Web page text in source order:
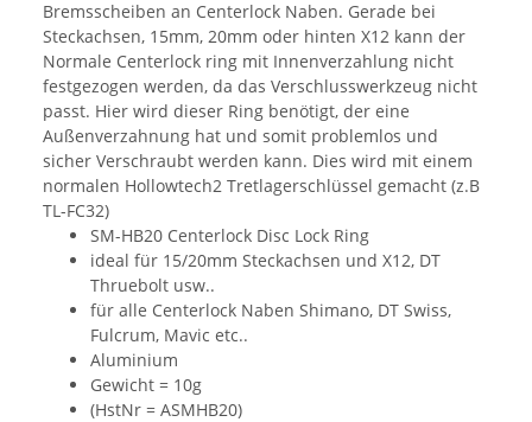
Bremsscheiben an Centerlock Naben. Gerade bei
Steckachsen, 15mm, 20mm oder hinten X12 kann der
Normale Centerlock ring mit Innenverzahlung nicht
festgezogen werden, da das Verschlusswerkzeug nicht
passt. Hier wird dieser Ring benötigt, der eine
Außenverzahnung hat und somit problemlos und
sicher Verschraubt werden kann. Dies wird mit einem
normalen Hollowtech2 Tretlagerschlüssel gemacht (z.B
TL-FC32)
SM-HB20 Centerlock Disc Lock Ring
ideal für 15/20mm Steckachsen und X12, DT
Thruebolt usw..
für alle Centerlock Naben Shimano, DT Swiss,
Fulcrum, Mavic etc..
Aluminium
Gewicht = 10g
(HstNr = ASMHB20)